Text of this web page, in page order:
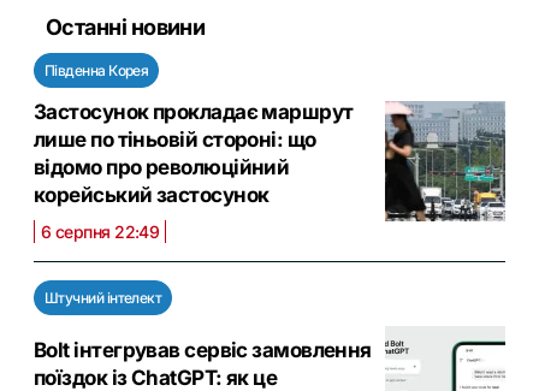
Останні новини
Південна Корея
Застосунок прокладає маршрут
лише по тіньовій стороні: що
відомо про революційний
корейський застосунок
6 серпня 22:49
Штучний інтелект
Bolt інтегрував сервіс замовлення
поїздок із ChatGPT: як це